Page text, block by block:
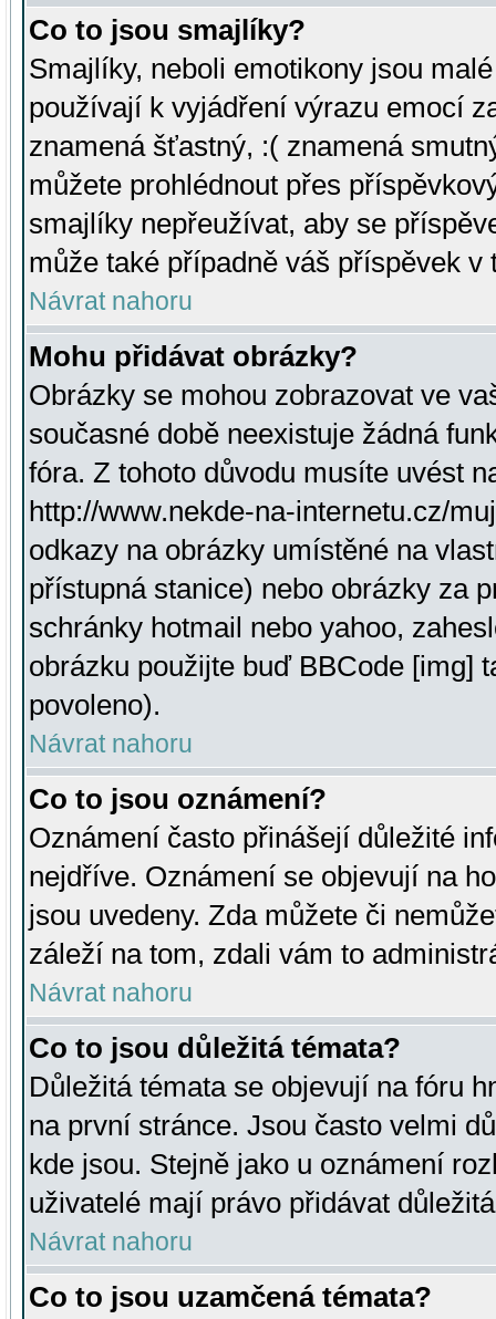
Co to jsou smajlíky?
Smajlíky, neboli emotikony jsou
používají k vyjádření výrazu emocí
znamená šťastný, :( znamená
můžete prohlédnout přes
smajlíky nepřeužívat, aby se
může také případně váš příspěvek v
Návrat nahoru
Mohu přidávat obrázky?
Obrázky se mohou zobrazovat ve
současné době neexistuje žádná
fóra. Z tohoto důvodu musíte uvést
http://www.nekde-na-internetu.cz/
odkazy na obrázky umístěné na
přístupná stanice) nebo obrázky za
schránky hotmail nebo yahoo,
obrázku použijte buď BBCode [img]
povoleno).
Návrat nahoru
Co to jsou oznámení?
Oznámení často přinášejí důležité
nejdříve. Oznámení se objevují na
jsou uvedeny. Zda můžete či
záleží na tom, zdali vám to
Návrat nahoru
Co to jsou důležitá témata?
Důležitá témata se objevují na fóru
na první stránce. Jsou často velmi
kde jsou. Stejně jako u oznámení
uživatelé mají právo přidávat
Návrat nahoru
Co to jsou uzamčená témata?